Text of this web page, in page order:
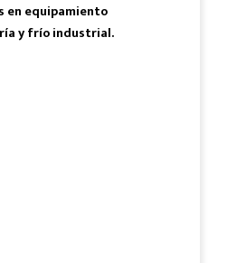
en equipamiento
y frío industrial.